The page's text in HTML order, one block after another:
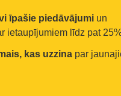
īpašie piedāvājumi un
ietaupījumiem līdz pat
kas uzzina par